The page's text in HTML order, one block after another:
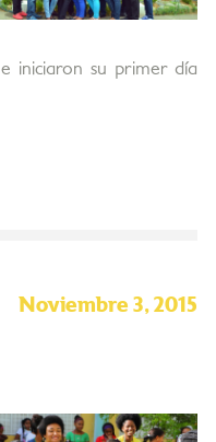
iniciaron su primer día
Noviembre 3, 2015